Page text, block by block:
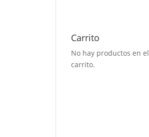
Carrito
No hay productos en el
carrito.